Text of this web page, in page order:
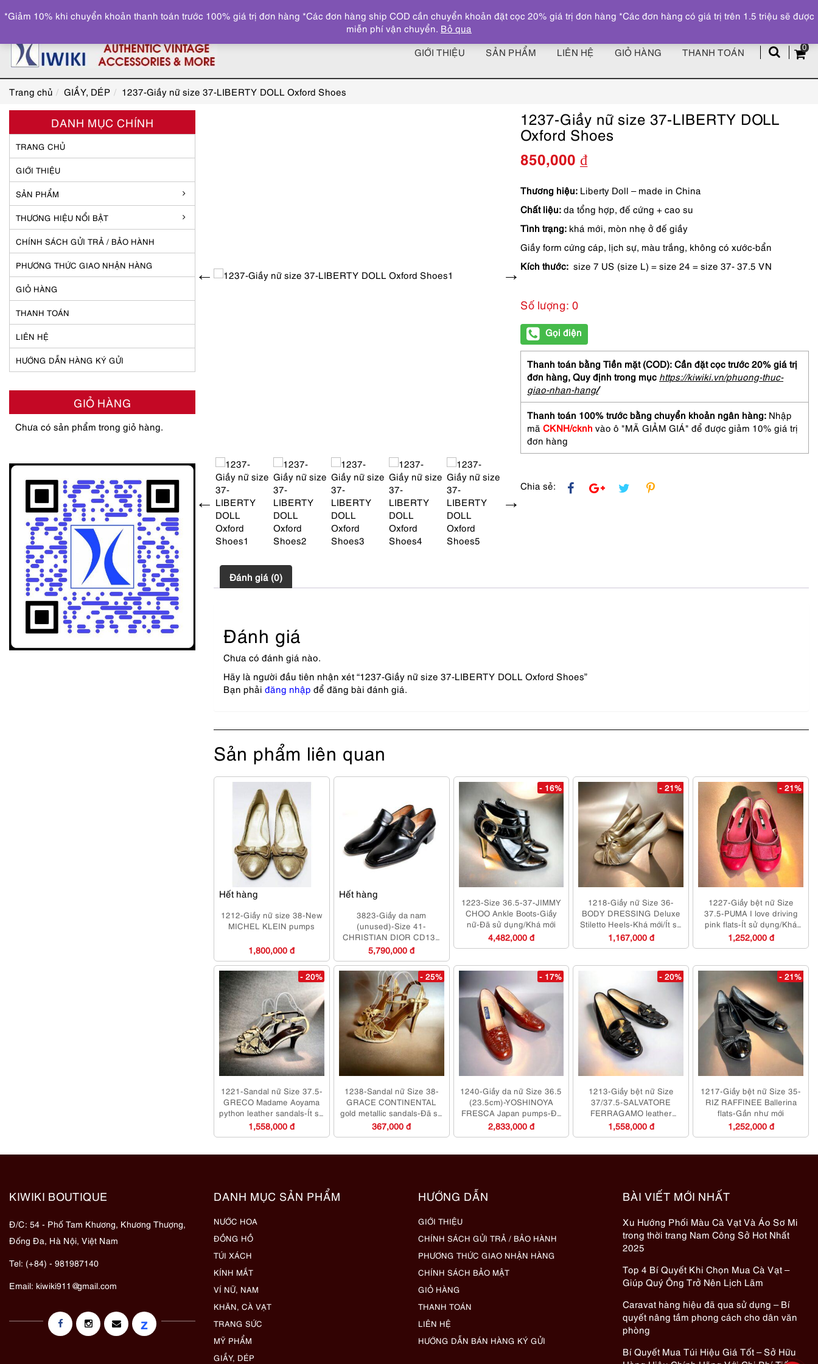
z
0
GIỚI THIỆU SẢN PHẨM LIÊN HỆ GIỎ HÀNG THANH TOÁN
Trang chủ GIẦY, DÉP 1237-Giầy nữ size 37-LIBERTY DOLL Oxford Shoes
1237-Giầy nữ size 37-LIBERTY DOLL
Oxford Shoes
850,000 ₫
Thương hiệu: Liberty Doll – made in China
Chất liệu: da tổng hợp, đế cứng + cao su
Tình trạng: khá mới, mòn nhẹ ở đế giầy
Giầy form cứng cáp, lịch sự, màu trắng, không có xước-bẩn
Kích thước: size 7 US (size L) = size 24 = size 37- 37.5 VN
Số lượng: 0
Gọi điện
Thanh toán bằng Tiền mặt (COD): Cần đặt cọc trước 20% giá trị
đơn hàng, Quy định trong mục https://kiwiki.vn/phuong-thuc-
giao-nhan-hang/
Thanh toán 100% trước bằng chuyển khoản ngân hàng: Nhập
mã CKNH/cknh vào ô "MÃ GIẢM GIÁ" để được giảm 10% giá trị
đơn hàng
Chia sẻ:
Đánh giá (0)
Đánh giá
Chưa có đánh giá nào.
Hãy là người đầu tiên nhận xét “1237-Giầy nữ size 37-LIBERTY DOLL Oxford Shoes”
Bạn phải đăng nhập để đăng bài đánh giá.
Sản phẩm liên quan
Hết hàng
1212-Giầy nữ size 38-New
MICHEL KLEIN pumps
1,800,000 đ
Hết hàng
3823-Giầy da nam
(unused)-Size 41-
CHRISTIAN DIOR CD130
men’s shoes 25.5cm
5,790,000 đ
- 16%
1223-Size 36.5-37-JIMMY
CHOO Ankle Boots-Giầy
nữ-Đã sử dụng/Khá mới
4,482,000 đ
- 21%
1218-Giầy nữ Size 36-
BODY DRESSING Deluxe
Stiletto Heels-Khá mới/Ít sử
dụng
1,167,000 đ
- 21%
1227-Giầy bệt nữ Size
37.5-PUMA I love driving
pink flats-Ít sử dụng/Khá
mới
1,252,000 đ
- 20%
1221-Sandal nữ Size 37.5-
GRECO Madame Aoyama
python leather sandals-Ít sử
dụng/Khá mới
1,558,000 đ
- 25%
1238-Sandal nữ Size 38-
GRACE CONTINENTAL
gold metallic sandals-Đã sử
dụng
367,000 đ
- 17%
1240-Giầy da nữ Size 36.5
(23.5cm)-YOSHINOYA
FRESCA Japan pumps-Đã
sử dụng/Khá mới
2,833,000 đ
- 20%
1213-Giầy bệt nữ Size
37/37.5-SALVATORE
FERRAGAMO leather
Loafers-Đã sử dụng
1,558,000 đ
- 21%
1217-Giầy bệt nữ Size 35-
RIZ RAFFINEE Ballerina
flats-Gần như mới
1,252,000 đ
DANH MỤC CHÍNH
TRANG CHỦ
GIỚI THIỆU
SẢN PHẨM
THƯƠNG HIỆU NỔI BẬT
CHÍNH SÁCH GỬI TRẢ / BẢO HÀNH
PHƯƠNG THỨC GIAO NHẬN HÀNG
GIỎ HÀNG
THANH TOÁN
LIÊN HỆ
HƯỚNG DẪN HÀNG KÝ GỬI
GIỎ HÀNG
Chưa có sản phẩm trong giỏ hàng.
KIWIKI BOUTIQUE
Đ/C: 54 - Phố Tam Khương, Khương Thượng,
Đống Đa, Hà Nội, Việt Nam
Tel: (+84) - 981987140
Email: kiwiki911@gmail.com
z
DANH MỤC SẢN PHẨM
NƯỚC HOA
ĐỒNG HỒ
TÚI XÁCH
KÍNH MẮT
VÍ NỮ, NAM
KHĂN, CÀ VẠT
TRANG SỨC
MỸ PHẨM
GIẦY, DÉP
HƯỚNG DẪN
GIỚI THIỆU
CHÍNH SÁCH GỬI TRẢ / BẢO HÀNH
PHƯƠNG THỨC GIAO NHẬN HÀNG
CHÍNH SÁCH BẢO MẬT
GIỎ HÀNG
THANH TOÁN
LIÊN HỆ
HƯỚNG DẪN BÁN HÀNG KÝ GỬI
BÀI VIẾT MỚI NHẤT
Xu Hướng Phối Màu Cà Vạt Và Áo Sơ Mi
trong thời trang Nam Công Sở Hot Nhất
2025
Top 4 Bí Quyết Khi Chọn Mua Cà Vạt –
Giúp Quý Ông Trở Nên Lịch Lãm
Caravat hàng hiệu đã qua sử dụng – Bí
quyết nâng tầm phong cách cho dân văn
phòng
Bí Quyết Mua Túi Hiệu Giá Tốt – Sở Hữu
*Giảm 10% khi chuyển khoản thanh toán trước 100% giá trị đơn hàng *Các đơn hàng ship COD cần chuyển khoản đặt cọc 20% giá trị đơn hàng *Các đơn hàng có giá trị trên 1.5 triệu sẽ được
miễn phí vận chuyển. Bỏ qua